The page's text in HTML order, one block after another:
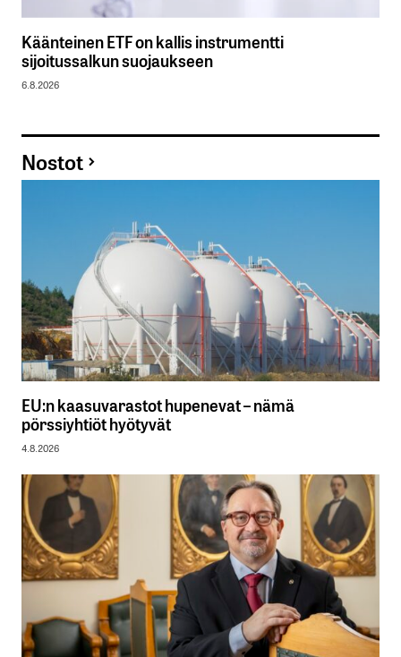
Käänteinen ETF on kallis instrumentti
sijoitussalkun suojaukseen
6.8.2026
Nostot
EU:n kaasuvarastot hupenevat – nämä
pörssiyhtiöt hyötyvät
4.8.2026